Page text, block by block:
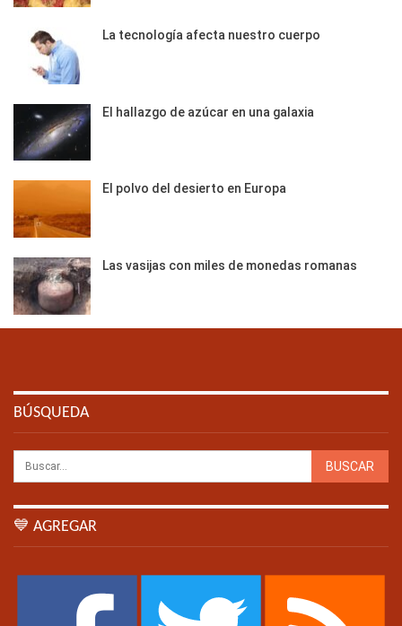
La tecnología afecta nuestro cuerpo
El hallazgo de azúcar en una galaxia
El polvo del desierto en Europa
Las vasijas con miles de monedas romanas
BÚSQUEDA
💙 AGREGAR